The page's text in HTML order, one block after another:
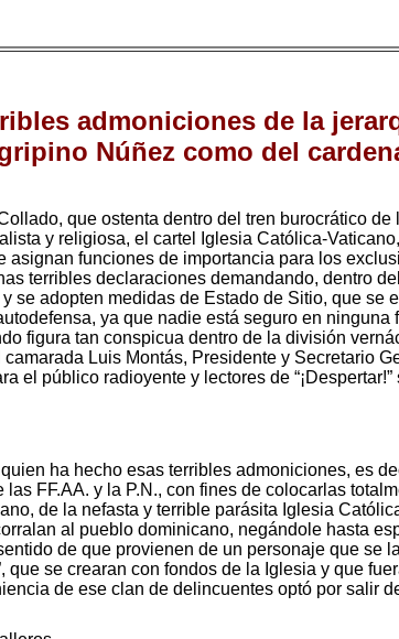
admoniciones de la
Núñez como del
que ostenta dentro del tren burocrático
y religiosa, el cartel Iglesia Católica-
funciones de importancia para los
terribles declaraciones demandando, dentro
se adopten medidas de Estado de Sitio, que se
ya que nadie está seguro en ninguna
figura tan conspicua dentro de la división
Luis Montás, Presidente y Secretario
el público radioyente y lectores de
ha hecho esas terribles admoniciones, es
FF.AA. y la P.N., con fines de colocarlas
de la nefasta y terrible parásita Iglesia
al pueblo dominicano, negándole hasta
de que provienen de un personaje que se
que se crearan con fondos de la Iglesia y que
de ese clan de delincuentes optó por salir